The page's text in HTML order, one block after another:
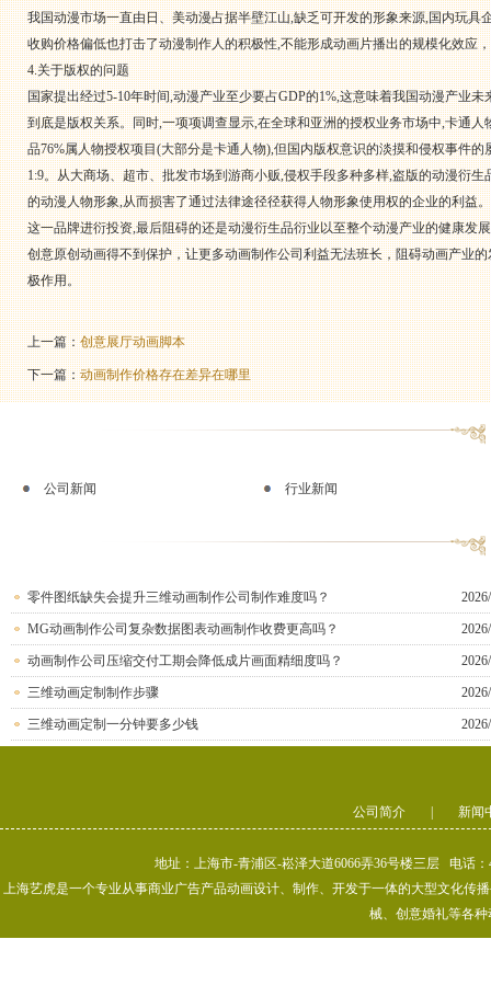
我国动漫市场一直由日、美动漫占据半壁江山,缺乏可开发的形象来源,国内玩
收购价格偏低也打击了动漫制作人的积极性,不能形成动画片播出的规模化效应
4.关于版权的问题
国家提出经过5-10年时间,动漫产业至少要占GDP的1%,这意味着我国动漫产业
到底是版权关系。同时,一项项调查显示,在全球和亚洲的授权业务市场中,卡通
品76%属人物授权项目(大部分是卡通人物),但国内版权意识的淡摸和侵权事件
1:9。从大商场、超市、批发市场到游商小贩,侵权手段多种多样,盗版的动漫衍
的动漫人物形象,从而损害了通过法律途径径获得人物形象使用权的企业的利
这一品牌进衍投资,最后阻碍的还是动漫衍生品衍业以至整个动漫产业的健康发
创意原创动画得不到保护，让更多动画制作公司利益无法班长，阻碍动画产业
极作用。
上一篇：创意展厅动画脚本
下一篇：动画制作价格存在差异在哪里
公司新闻 行业新闻
零件图纸缺失会提升三维动画制作公司制作难度吗？
MG动画制作公司复杂数据图表动画制作收费更高吗？
动画制作公司压缩交付工期会降低成片画面精细度吗？
三维动画定制制作步骤
三维动画定制一分钟要多少钱
公司简介 新闻
地址：上海市-青浦区-崧泽大道6066弄36号楼三层 电话
上海艺虎是一个专业从事商业广告产品动画设计、制作、开发于一体的大型文化传
械、创意婚礼等各